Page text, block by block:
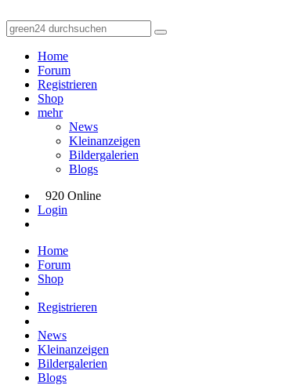
Home
Forum
Registrieren
Shop
mehr
News
Kleinanzeigen
Bildergalerien
Blogs
920 Online
Login
Home
Forum
Shop
Registrieren
News
Kleinanzeigen
Bildergalerien
Blogs